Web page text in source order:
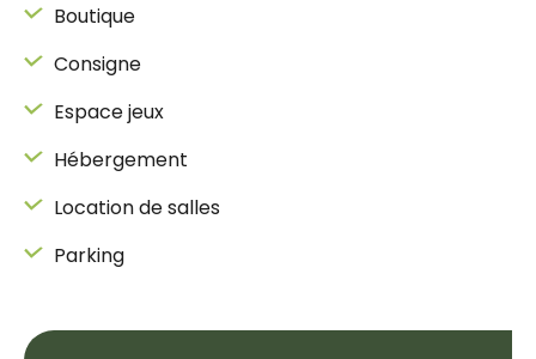
Boutique
Consigne
Espace jeux
Hébergement
Location de salles
Parking